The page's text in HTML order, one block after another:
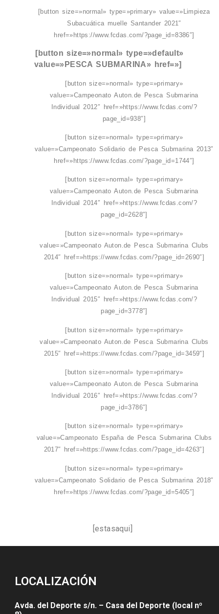
[button size=»normal» type=»primary» value=»Limpieza
Subacuática muelle Santander 2021″
href=»https://www.fcdas.com/?page_id=8386″]
[button size=»normal» type=»default»
value=»PESCA SUBMARINA» href=»]
[button size=»normal» type=»primary»
value=»Campeonato Auton.de Pesca Submarina
Individual 2012″ href=»https://www.fcdas.com/?
page_id=938″]
[button size=»normal» type=»primary»
value=»Campeonato Solidario de Pesca Submarina 2013″
href=»https://www.fcdas.com/?page_id=1744″]
[button size=»normal» type=»primary»
value=»Campeonato Auton.de Pesca Submarina
Individual 2014″ href=»https://www.fcdas.com/?
page_id=2628″]
[button size=»normal» type=»primary»
value=»Campeonato Auton.de Pesca Submarina Clubs
2014″ href=»https://www.fcdas.com/?page_id=2690″]
[button size=»normal» type=»primary»
value=»Campeonato Auton.de Pesca Submarina
Individual 2015″ href=»https://www.fcdas.com/?
page_id=3778″]
[button size=»normal» type=»primary»
value=»Campeonato Auton.de Pesca Submarina Clubs
2015″ href=»https://www.fcdas.com/?page_id=3459″]
[button size=»normal» type=»primary»
value=»Campeonato Auton.de Pesca Submarina
Individual 2016″ href=»https://www.fcdas.com/?
page_id=3786″]
[button size=»normal» type=»primary»
value=»Campeonato España de Pesca Submarina Clubs
2017″ href=»https://www.fcdas.com/?page_id=4263″]
[button size=»normal» type=»primary»
value=»Campeonato Solidario de Pesca Submarina 2018″
href=»https://www.fcdas.com/?page_id=5405″]
[estasaqui]
LOCALIZACIÓN
Avda. del Deporte s/n. – Casa del Deporte (local nº